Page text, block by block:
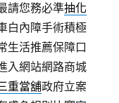
請您務必準抽化
白內障手術積極
生活推薦保障口
入網站網路商城
重當舖政府立案